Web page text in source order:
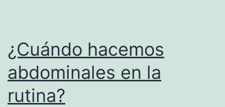
¿Cuándo hacemos
abdominales en la
rutina?